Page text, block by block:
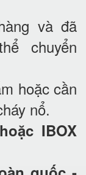
và đã
chuyển
hoặc cần
nổ.
IBOX